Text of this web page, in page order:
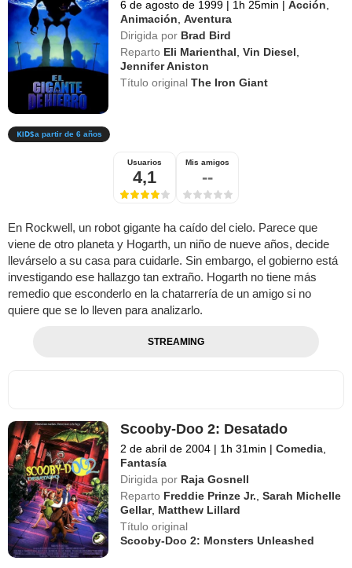
6 de agosto de 1999 | 1h 25min | Acción,
Animación,Aventura
Dirigida por Brad Bird
Reparto Eli Marienthal,Vin Diesel,
Jennifer Aniston
Título originalThe Iron Giant
a partir de 6 años
Usuarios
4,1
Mis amigos
--
En Rockwell, un robot gigante ha caído del cielo. Parece que
viene de otro planeta y Hogarth, un niño de nueve años, decide
llevárselo a su casa para cuidarle. Sin embargo, el gobierno está
investigando ese hallazgo tan extraño. Hogarth no tiene más
remedio que esconderlo en la chatarrería de un amigo si no
quiere que se lo lleven para analizarlo.
STREAMING
Scooby-Doo 2: Desatado
2 de abril de 2004 | 1h 31min | Comedia
Fantasía
Dirigida por Raja Gosnell
Reparto Freddie Prinze Jr. ,Sarah Michelle
Gellar, Matthew Lillard
Título original
Scooby-Doo 2: Monsters Unleashed